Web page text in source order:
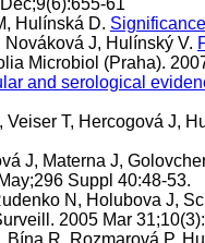
Hulínská D.
J, Hulínský V.
Microbiol (Praha).
and serological
Veiser T, Hercogová J,
J, Materna J,
Suppl 40:48-53.
N, Holubova J,
2005 Mar 31;10(3):
Bína R, Rozmarová P,